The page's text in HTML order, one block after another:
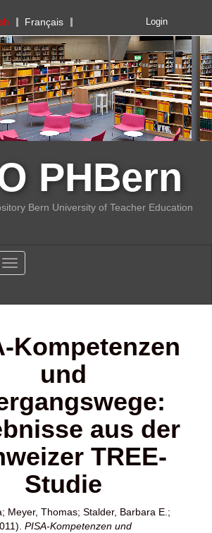
Français Login
PHBern
Bern University of Teacher Education
Toggle navigation
Kompetenzen
und
aus der
TREE-
Studie
; Meyer, Thomas; Stalder, Barbara E. ;
PISA-Kompetenzen und